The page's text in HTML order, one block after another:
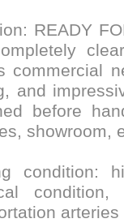
READY
commercial
and
before
showroom,
condition:
arteries